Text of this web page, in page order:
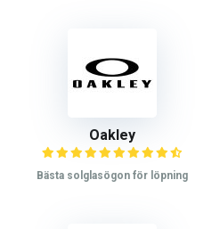
Oakley
Bästa solglasögon för löpning